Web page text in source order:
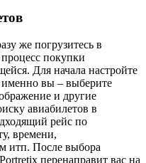
же погрузитесь в
процесс покупки
Для начала настройте
именно вы – выберите
и другие
авиабилетов в
рейс по
времени,
итп. После выбора
перенаправит вас на